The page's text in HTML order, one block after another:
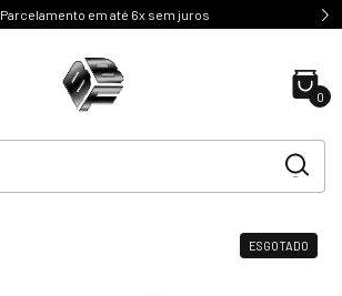
Parcelamento em até 6x sem juros
0
ESGOTADO